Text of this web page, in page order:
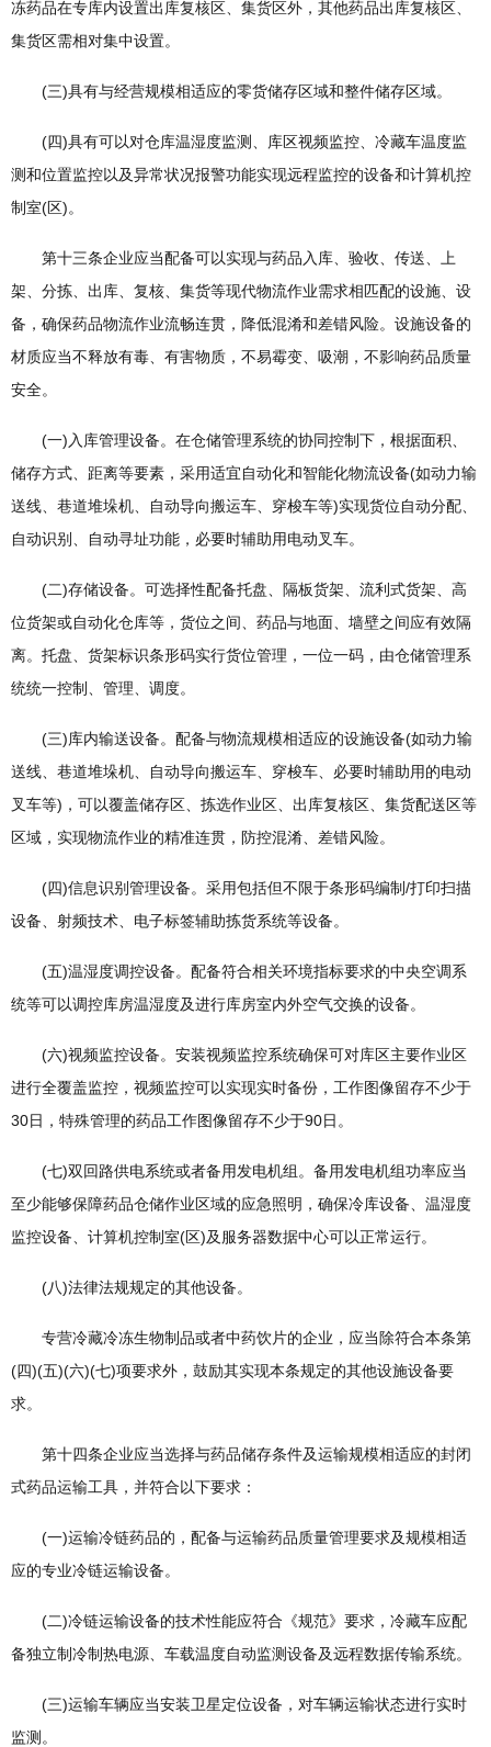
冻药品在专库内设置出库复核区、集货区外，其他药品出库复核区、
集货区需相对集中设置。
(三)具有与经营规模相适应的零货储存区域和整件储存区域。
(四)具有可以对仓库温湿度监测、库区视频监控、冷藏车温度监
测和位置监控以及异常状况报警功能实现远程监控的设备和计算机控
制室(区)。
第十三条企业应当配备可以实现与药品入库、验收、传送、上
架、分拣、出库、复核、集货等现代物流作业需求相匹配的设施、设
备，确保药品物流作业流畅连贯，降低混淆和差错风险。设施设备的
材质应当不释放有毒、有害物质，不易霉变、吸潮，不影响药品质量
安全。
(一)入库管理设备。在仓储管理系统的协同控制下，根据面积、
储存方式、距离等要素，采用适宜自动化和智能化物流设备(如动力输
送线、巷道堆垛机、自动导向搬运车、穿梭车等)实现货位自动分配、
自动识别、自动寻址功能，必要时辅助用电动叉车。
(二)存储设备。可选择性配备托盘、隔板货架、流利式货架、高
位货架或自动化仓库等，货位之间、药品与地面、墙壁之间应有效隔
离。托盘、货架标识条形码实行货位管理，一位一码，由仓储管理系
统统一控制、管理、调度。
(三)库内输送设备。配备与物流规模相适应的设施设备(如动力输
送线、巷道堆垛机、自动导向搬运车、穿梭车、必要时辅助用的电动
叉车等)，可以覆盖储存区、拣选作业区、出库复核区、集货配送区等
区域，实现物流作业的精准连贯，防控混淆、差错风险。
(四)信息识别管理设备。采用包括但不限于条形码编制/打印扫描
设备、射频技术、电子标签辅助拣货系统等设备。
(五)温湿度调控设备。配备符合相关环境指标要求的中央空调系
统等可以调控库房温湿度及进行库房室内外空气交换的设备。
(六)视频监控设备。安装视频监控系统确保可对库区主要作业区
进行全覆盖监控，视频监控可以实现实时备份，工作图像留存不少于
30日，特殊管理的药品工作图像留存不少于90日。
(七)双回路供电系统或者备用发电机组。备用发电机组功率应当
至少能够保障药品仓储作业区域的应急照明，确保冷库设备、温湿度
监控设备、计算机控制室(区)及服务器数据中心可以正常运行。
(八)法律法规规定的其他设备。
专营冷藏冷冻生物制品或者中药饮片的企业，应当除符合本条第
(四)(五)(六)(七)项要求外，鼓励其实现本条规定的其他设施设备要
求。
第十四条企业应当选择与药品储存条件及运输规模相适应的封闭
式药品运输工具，并符合以下要求：
(一)运输冷链药品的，配备与运输药品质量管理要求及规模相适
应的专业冷链运输设备。
(二)冷链运输设备的技术性能应符合《规范》要求，冷藏车应配
备独立制冷制热电源、车载温度自动监测设备及远程数据传输系统。
(三)运输车辆应当安装卫星定位设备，对车辆运输状态进行实时
监测。